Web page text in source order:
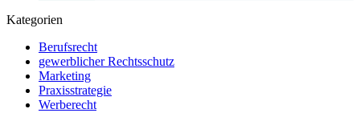
Kategorien
Berufsrecht
gewerblicher Rechtsschutz
Marketing
Praxisstrategie
Werberecht